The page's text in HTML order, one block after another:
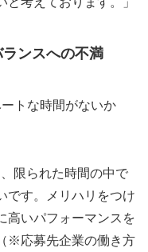
ンスへの不満
トな時間がないか
限られた時間の中で
です。メリハリをつけ
高いパフォーマンスを
※応募先企業の働き方